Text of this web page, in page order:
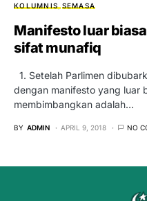
KOLUMNIS SEMASA
Manifesto luar
sifat munafiq
1. Setelah Parlimen
dengan manifesto yang luar
membimbangkan adalah…
BY ADMIN APRIL 9, 2018 NO